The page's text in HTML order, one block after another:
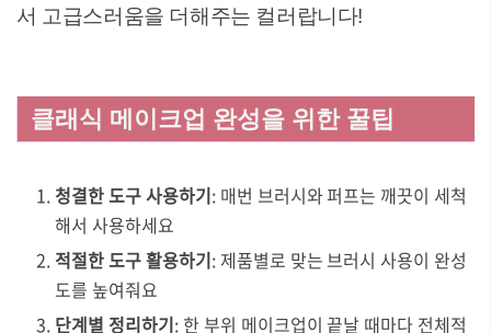
서 고급스러움을 더해주는 컬러랍니다!
클래식 메이크업 완성을 위한 꿀팁
청결한 도구 사용하기: 매번 브러시와 퍼프는 깨끗이 세척
해서 사용하세요
적절한 도구 활용하기: 제품별로 맞는 브러시 사용이 완성
도를 높여줘요
단계별 정리하기: 한 부위 메이크업이 끝날 때마다 전체적